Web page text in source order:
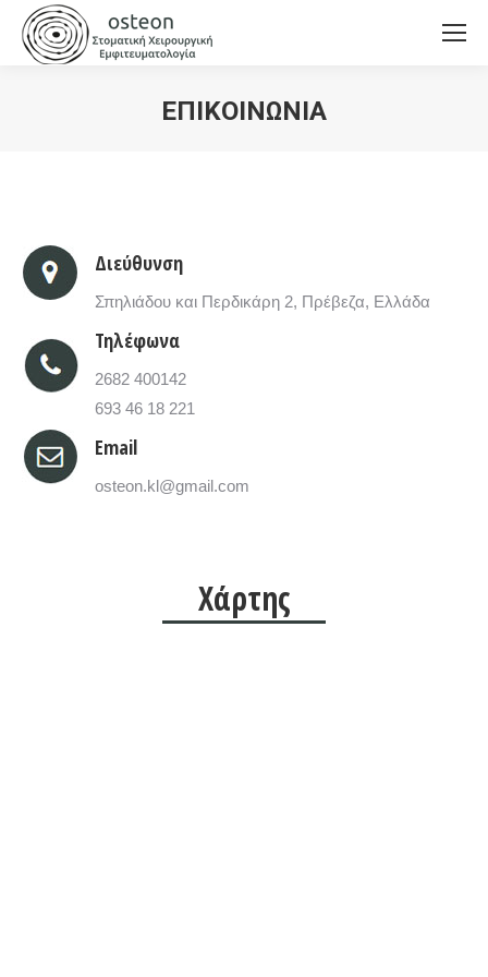
ΕΠΙΚΟΙΝΩΝΙΑ
Διεύθυνση
Σπηλιάδου και Περδικάρη 2, Πρέβεζα, Ελλάδα
Τηλέφωνα
2682 400142
693 46 18 221
Email
osteon.kl@gmail.com
Χάρτης